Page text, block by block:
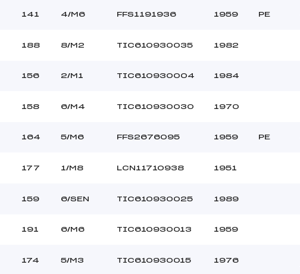
141 4/M6 FFS1191936 1959 PE
188 8/M2 TIC610930035 1982
156 2/M1 TIC610930004 1984
158 6/M4 TIC610930030 1970
164 5/M6 FFS2676095 1959 PE
177 1/M8 LCN11710938 1951
159 6/SEN TIC610930025 1989
191 6/M6 TIC610930013 1959
174 5/M3 TIC610930015 1976